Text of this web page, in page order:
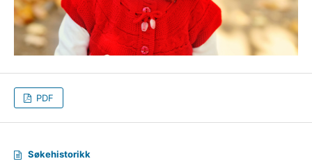
PDF
Søkehistorikk